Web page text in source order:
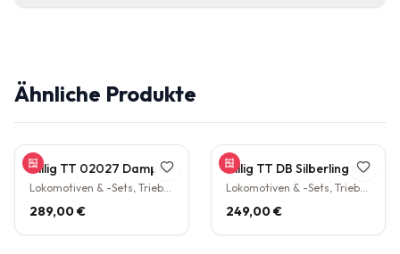
Ähnliche Produkte
Tillig TT 02027 Dampflokomotive BR 38.10 der DB Epoche III Personenzuglok Schlepptender rarität
Lokomotiven & -Sets, Triebwagen
289,00 €
Tillig TT DB Silberling Nahverkehrs-Zugset 4-teilig Steuerwagen Hasenkasten Köln HBF Epoche IV rarität
Lokomotiven & -Sets, Triebwagen
249,00 €